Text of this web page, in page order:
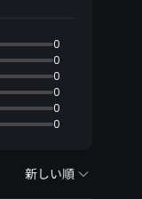
0
0
0
0
0
0
新しい順